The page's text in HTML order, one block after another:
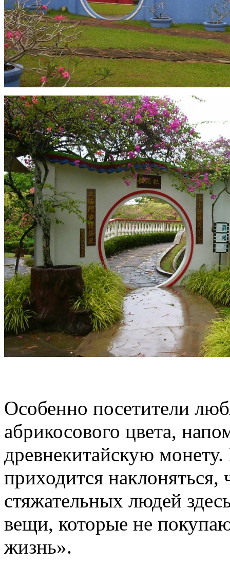
Особенно посетители
абрикосового цвета,
древнекитайскую
приходится
стяжательных людей
вещи, которые не
жизнь».